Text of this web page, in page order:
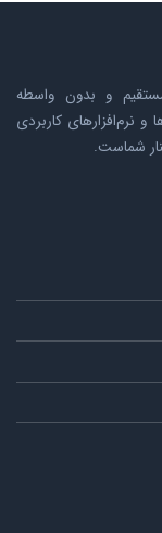
و بدون واسطه
نرم‌افزارهای کاربردی